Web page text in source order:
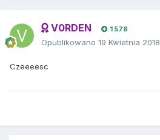
V0RDEN 1 578
Opublikowano 19 Kwietnia 2018
Czeeeesc